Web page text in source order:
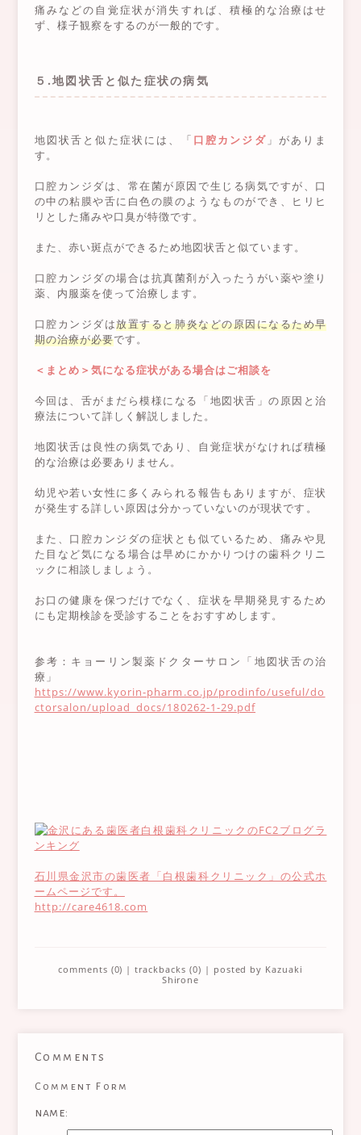
痛みなどの自覚症状が消失すれば、積極的な治療はせ
ず、様子観察をするのが一般的です。
５.地図状舌と似た症状の病気
地図状舌と似た症状には、「 口腔カンジダ 」がありま
す。
口腔カンジダは、常在菌が原因で生じる病気ですが、口
の中の粘膜や舌に白色の膜のようなものができ、ヒリヒ
リとした痛みや口臭が特徴です。
また、赤い斑点ができるため地図状舌と似ています。
口腔カンジダの場合は抗真菌剤が入ったうがい薬や塗り
薬、内服薬を使って治療します。
口腔カンジダは放置すると肺炎などの原因になるため早
期の治療が必要です。
＜まとめ＞気になる症状がある場合はご相談を
今回は、舌がまだら模様になる「地図状舌」の原因と治
療法について詳しく解説しました。
地図状舌は良性の病気であり、自覚症状がなければ積極
的な治療は必要ありません。
幼児や若い女性に多くみられる報告もありますが、症状
が発生する詳しい原因は分かっていないのが現状です。
また、口腔カンジダの症状とも似ているため、痛みや見
た目など気になる場合は早めにかかりつけの歯科クリニ
ックに相談しましょう。
お口の健康を保つだけでなく、症状を早期発見するため
にも定期検診を受診することをおすすめします。
参考：キョーリン製薬ドクターサロン「地図状舌の治
療」
https://www.kyorin-pharm.co.jp/prodinfo/useful/do
ctorsalon/upload_docs/180262-1-29.pdf
石川県金沢市の歯医者「白根歯科クリニック」の公式ホ
ームページです。
http://care4618.com
comments (0) |trackbacks (0) | posted by Kazuaki
Shirone
Comments
Comment Form
name: